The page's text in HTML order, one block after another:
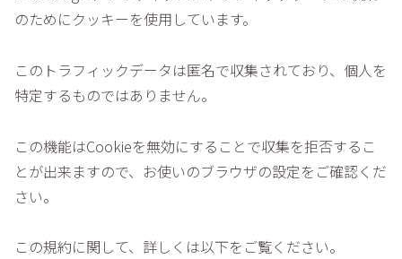
のためにクッキーを使用しています。
このトラフィックデータは匿名で収集されており、個人を
特定するものではありません。
この機能はCookieを無効にすることで収集を拒否するこ
とが出来ますので、お使いのブラウザの設定をご確認くだ
さい。
この規約に関して、詳しくは以下をご覧ください。